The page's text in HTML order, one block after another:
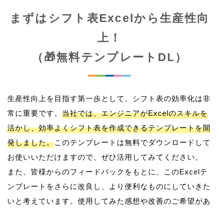
まずはシフト表Excelから生産性向
上！
（🎁無料テンプレートDL）
生産性向上を目指す第一歩として、シフト表の効率化は非
常に重要です。 当社では、エンジニアがExcelのスキルを
活かし、効率よくシフト表を作成できるテンプレートを開
発しました。このテンプレートは無料でダウンロードして
お使いいただけますので、ぜひ活用してみてください。
また、皆様からのフィードバックをもとに、このExcelテ
ンプレートをさらに改良し、より便利なものにしていきた
いと考えています。使用してみた感想や改善のご希望があ